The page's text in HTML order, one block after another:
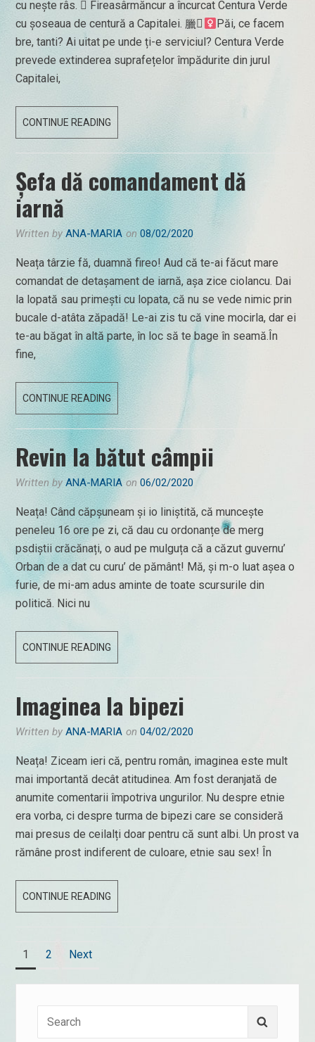
cu nește râs.  Fireasârmăncur a încurcat Centura Verde
cu șoseaua de centură a Capitalei. 臘‍
Păi, ce facem
bre, tanti? Ai uitat pe unde ți-e serviciul? Centura Verde
prevede extinderea suprafețelor împădurite din jurul
Capitalei,
CONTINUE READING
HE-
HE!
Șefa dă comandament dă
iarnă
Written byANA-MARIA on08/02/2020
Neața târzie fă, duamnă fireo! Aud că te-ai făcut mare
comandat de detașament de iarnă, așa zice ciolancu. Dai
la lopată sau primești cu lopata, că nu se vede nimic prin
bucale d-atâta zăpadă! Le-ai zis tu că vine mocirla, dar ei
te-au băgat în altă parte, în loc să te bage în seamă.În
fine,
CONTINUE READING ȘEFA
DĂ
COMANDAMENT
DĂ
IARNĂ
Revin la bătut câmpii
Written byANA-MARIA on06/02/2020
Neața! Când căpșuneam și io liniștită, că muncește
peneleu 16 ore pe zi, că dau cu ordonanțe de merg
psdiștii crăcănați, o aud pe mulguța că a căzut guvernu’
Orban de a dat cu curu’ de pământ! Mă, și m-o luat așea o
furie, de mi-am adus aminte de toate scursurile din
politică. Nici nu
CONTINUE READING
LA
CÂMPII
Imaginea la bipezi
Written byANA-MARIA on04/02/2020
Neața! Ziceam ieri că, pentru român, imaginea este mult
mai importantă decât atitudinea. Am fost deranjată de
anumite comentarii împotriva ungurilor. Nu despre etnie
era vorba, ci despre turma de bipezi care se consideră
mai presus de ceilalți doar pentru că sunt albi. Un prost va
rămâne prost indiferent de culoare, etnie sau sex! În
CONTINUE READING
LA
Posts
navigation
Page
1 Page
2 Next